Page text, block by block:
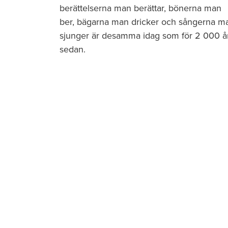
berättelserna man berättar, bönerna man
ber, bägarna man dricker och sångerna
sjunger är desamma idag som för 2 000
sedan.